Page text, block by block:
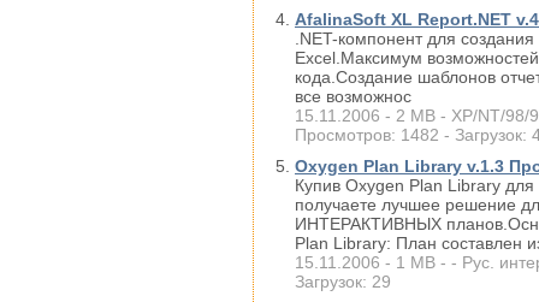
AfalinaSoft XL Report.NET
.NET-компонент для
Excel.Максимум
кода.Создание шаблонов
все возможнос
15.11.2006 - 2 MB - XP/NT/
Просмотров: 1482 - Загрузок:
Oxygen Plan Library v.1.3
Купив Oxygen Plan Library
получаете лучшее решение
ИНТЕРАКТИВНЫХ
Plan Library: План составлен
15.11.2006 - 1 MB - - Рус.
Загрузок: 29